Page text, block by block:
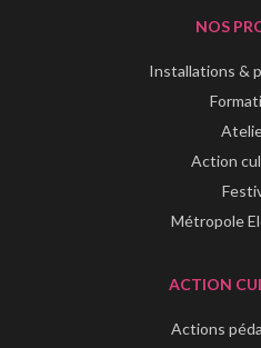
NOS
Installations &
Action
Métropole
ACTION
Actions